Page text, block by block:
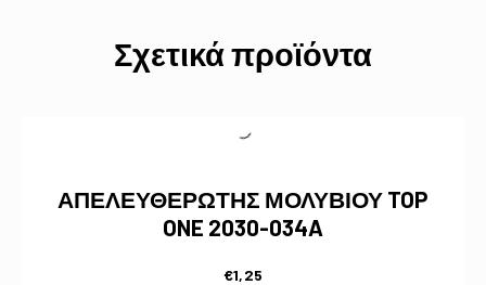
Σχετικά προϊόντα
ΑΠΕΛΕΥΘΕΡΩΤΗΣ ΜΟΛΥΒΙΟΥ TOP
ONE 2030-034A
€1,25